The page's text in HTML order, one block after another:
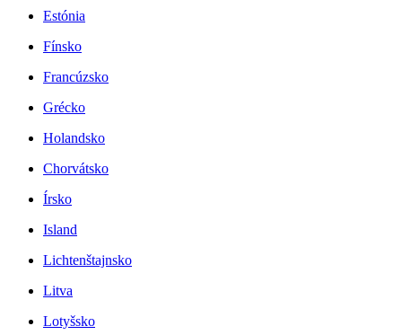
Estónia
Fínsko
Francúzsko
Grécko
Holandsko
Chorvátsko
Írsko
Island
Lichtenštajnsko
Litva
Lotyšsko